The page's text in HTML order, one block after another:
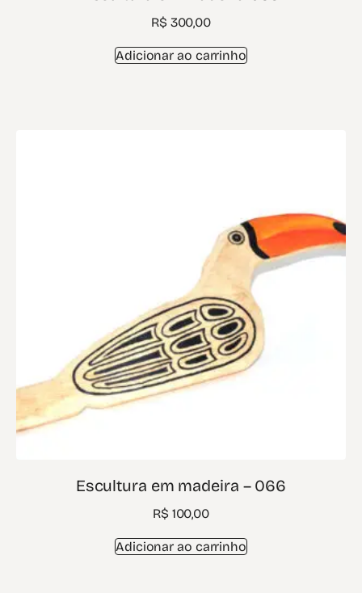
R$ 300,00
Adicionar ao carrinho
Escultura em madeira – 066
R$ 100,00
Adicionar ao carrinho